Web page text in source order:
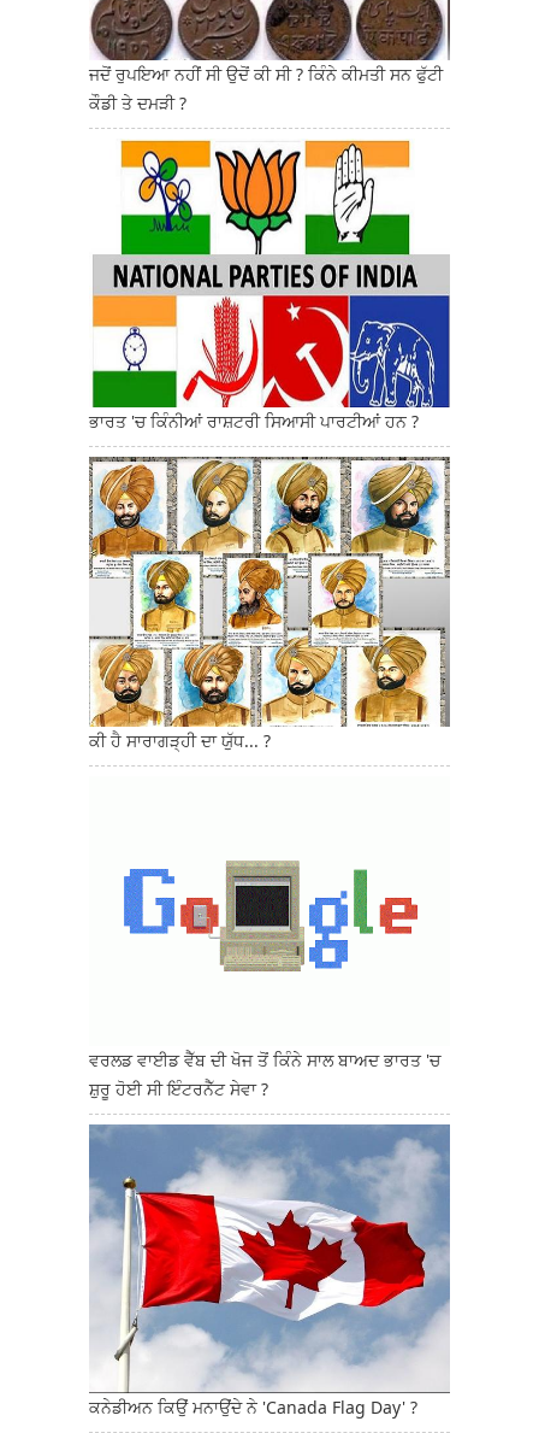
ਜਦੋਂ ਰੁਪਇਆ ਨਹੀਂ ਸੀ ਉਦੋਂ ਕੀ ਸੀ ? ਕਿੰਨੇ ਕੀਮਤੀ ਸਨ ਫੁੱਟੀ
ਕੌਡੀ ਤੇ ਦਮੜੀ ?
ਭਾਰਤ 'ਚ ਕਿੰਨੀਆਂ ਰਾਸ਼ਟਰੀ ਸਿਆਸੀ ਪਾਰਟੀਆਂ ਹਨ ?
ਕੀ ਹੈ ਸਾਰਾਗੜ੍ਹੀ ਦਾ ਯੁੱਧ... ?
ਵਰਲਡ ਵਾਈਡ ਵੈੱਬ ਦੀ ਖੋਜ ਤੋਂ ਕਿੰਨੇ ਸਾਲ ਬਾਅਦ ਭਾਰਤ 'ਚ
ਸ਼ੁਰੂ ਹੋਈ ਸੀ ਇੰਟਰਨੈੱਟ ਸੇਵਾ ?
ਕਨੇਡੀਅਨ ਕਿਉਂ ਮਨਾਉਂਦੇ ਨੇ 'Canada Flag Day' ?